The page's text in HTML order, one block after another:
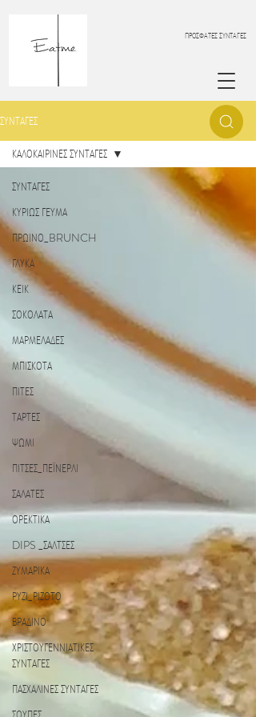
ΠΡΟΣΦΑΤΕΣ ΣΥΝΤΑΓΕΣ
ΣΥΝΤΑΓΕΣ
ΣΥΝΤΑΓΕΣ
ΚΥΡΙΩΣ ΓΕΥΜΑ
ΠΡΩΙΝΟ_BRUNCH
ΓΛΥΚΑ
ΚΕΙΚ
ΣΟΚΟΛΑΤΑ
ΜΑΡΜΕΛΑΔΕΣ
ΜΠΙΣΚΟΤΑ
ΠΙΤΕΣ
ΤΑΡΤΕΣ
ΨΩΜΙ
ΠΙΤΣΕΣ_ΠΕΪΝΕΡΛΙ
ΣΑΛΑΤΕΣ
ΟΡΕΚΤΙΚΑ
DIPS _ΣΑΛΤΣΕΣ
ΖΥΜΑΡΙΚΑ
ΡΥΖΙ_ΡΙΖΟΤΟ
ΒΡΑΔΙΝΟ
ΧΡΙΣΤΟΥΓΕΝΝΙΑΤΙΚΕΣ
ΣΥΝΤΑΓΕΣ
ΠΑΣΧΑΛΙΝΕΣ ΣΥΝΤΑΓΕΣ
ΚΑΛΟΚΑΙΡΙΝΕΣ ΣΥΝΤΑΓΕΣ